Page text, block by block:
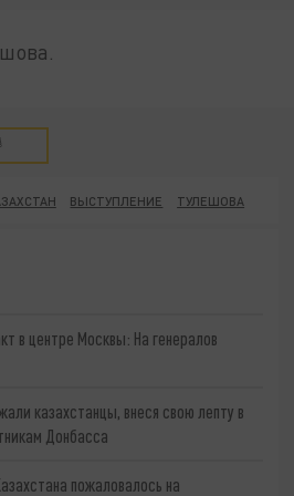
ВЫСТУПЛЕНИЕ ТУЛЕШОВА
в центре Москвы: На генералов
казахстанцы, внеся свою лепту в
Донбасса
пожаловалось на